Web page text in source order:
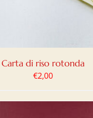
Carta di riso rotonda
€2,00